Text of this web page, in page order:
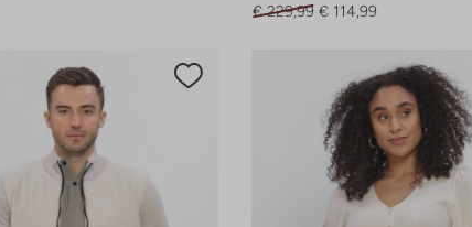
€ 229,99 € 114,99